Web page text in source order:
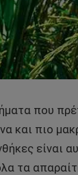
που
και πιο
είναι
τα